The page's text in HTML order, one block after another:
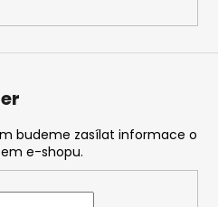
budeme zasílat informace o
e-shopu.